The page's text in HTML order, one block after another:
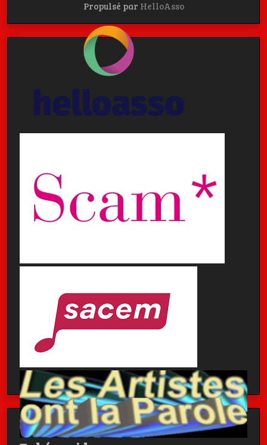
Propulsé par HelloAsso